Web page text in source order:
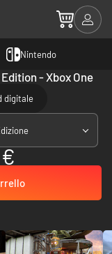
Nintendo
- Xbox One
digitale